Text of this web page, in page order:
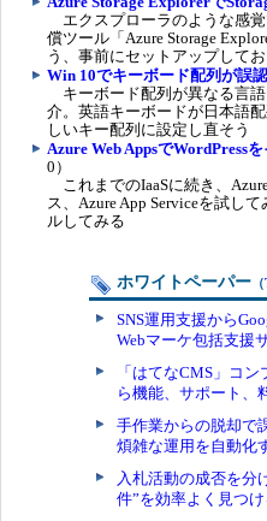
エクスプローラのような感覚
償ツール「Azure Storage
う、事前にセットアップしてお
Win 10でキーボード配列が誤
キーボード配列が異なる言
介。英語キーボードが日本語
しいキー配列に設定し直そう
Azure Web AppsでWordPress
0）
これまでのIaaSに続き、
ス、Azure App Serviceを試し
ルしてみる
ホワイトペーパー （
SNS運用支援から
Webマーケ包括支援
「はてなCMS」コ
ら機能、サポート、
手作業からの脱却で
煩雑な運用を自動化
入札活動の成否を
件”を効率よく見つけ